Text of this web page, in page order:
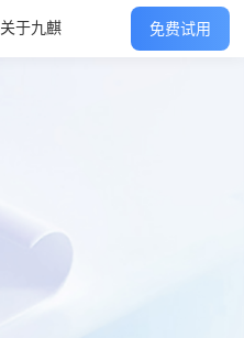
关于九麒 免费试用